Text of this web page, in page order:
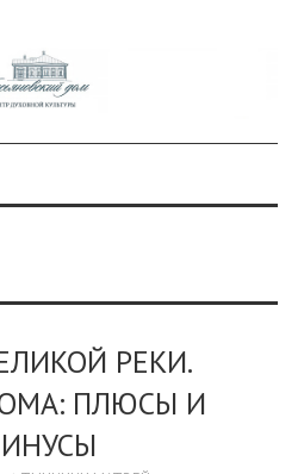
РЕКИ.
ПЛЮСЫ И